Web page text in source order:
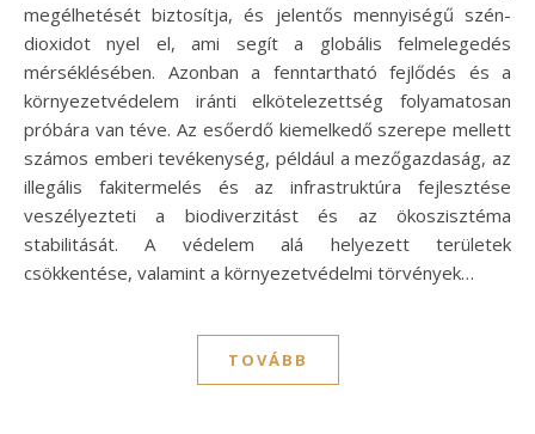
megélhetését biztosítja, és jelentős mennyiségű szén-
dioxidot nyel el, ami segít a globális felmelegedés
mérséklésében. Azonban a fenntartható fejlődés és a
környezetvédelem iránti elkötelezettség folyamatosan
próbára van téve. Az esőerdő kiemelkedő szerepe mellett
számos emberi tevékenység, például a mezőgazdaság, az
illegális fakitermelés és az infrastruktúra fejlesztése
veszélyezteti a biodiverzitást és az ökoszisztéma
stabilitását. A védelem alá helyezett területek
csökkentése, valamint a környezetvédelmi törvények…
TOVÁBB